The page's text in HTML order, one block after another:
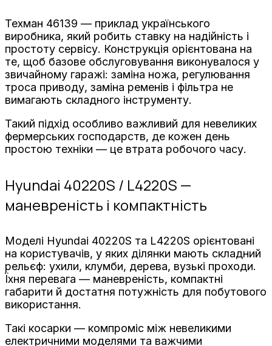
Техман 46139 — приклад українського
виробника, який робить ставку на надійність і
простоту сервісу. Конструкція орієнтована на
те, щоб базове обслуговування виконувалося у
звичайному гаражі: заміна ножа, регулювання
троса приводу, заміна ременів і фільтра не
вимагають складного інструменту.
Такий підхід особливо важливий для невеликих
фермерських господарств, де кожен день
простою техніки — це втрата робочого часу.
Hyundai 40220S / L4220S —
маневреність і компактність
Моделі Hyundai 40220S та L4220S орієнтовані
на користувачів, у яких ділянки мають складний
рельєф: ухили, клумби, дерева, вузькі проходи.
Їхня перевага — маневреність, компактні
габарити й достатня потужність для побутового
використання.
Такі косарки — компроміс між невеликими
електричними моделями та важчими